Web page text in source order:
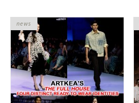
news